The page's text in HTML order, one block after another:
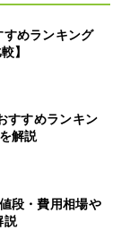
めランキング
】
すすめランキン
解説
段・費用相場や
説